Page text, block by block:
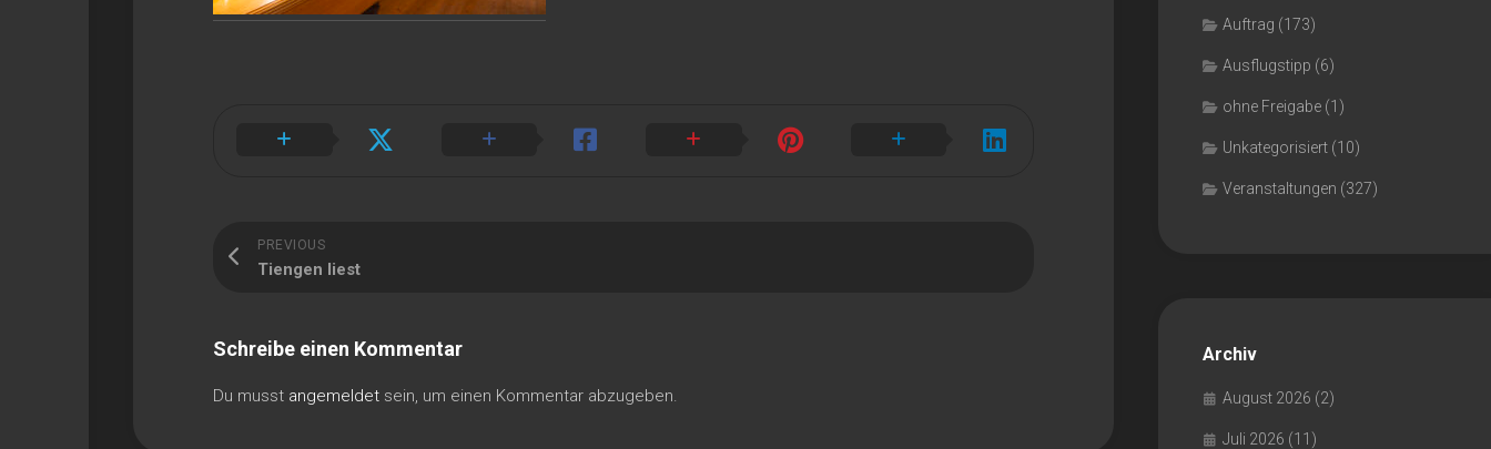
PREVIOUS
Tiengen liest
Schreibe einen Kommentar
Du musst angemeldet sein, um einen Kommentar abzugeben.
Auftrag (173)
Ausflugstipp (6)
ohne Freigabe (1)
Unkategorisiert (10)
Veranstaltungen (327)
Archiv
August 2026 (2)
Juli 2026 (11)